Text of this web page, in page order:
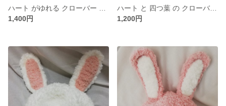
1,400円
ハート と 四つ葉 の クローバー の リング つまみ細工 指輪 四葉のクローバー 幸せ お守り 幸運 金運
1,200円